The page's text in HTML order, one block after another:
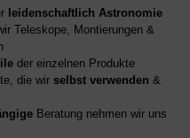
leidenschaftlich Astronomie
Teleskope, Montierungen &
der einzelnen Produkte
die wir selbst verwenden &
Beratung nehmen wir uns